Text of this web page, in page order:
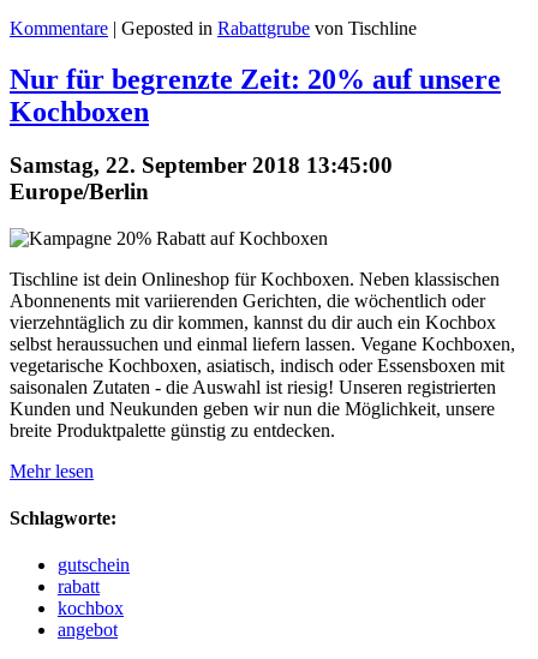
Kommentare | Geposted in Rabattgrube von Tischline
Nur für begrenzte Zeit: 20% auf unsere
Kochboxen
Samstag, 22. September 2018 13:45:00
Europe/Berlin
Tischline ist dein Onlineshop für Kochboxen. Neben klassischen
Abonnenents mit variierenden Gerichten, die wöchentlich oder
vierzehntäglich zu dir kommen, kannst du dir auch ein Kochbox
selbst heraussuchen und einmal liefern lassen. Vegane Kochboxen,
vegetarische Kochboxen, asiatisch, indisch oder Essensboxen mit
saisonalen Zutaten - die Auswahl ist riesig! Unseren registrierten
Kunden und Neukunden geben wir nun die Möglichkeit, unsere
breite Produktpalette günstig zu entdecken.
Mehr lesen
Schlagworte:
gutschein
rabatt
kochbox
angebot